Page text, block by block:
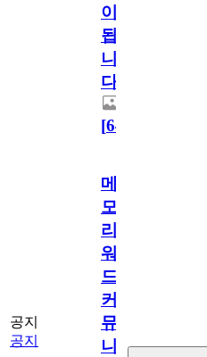
이
됩
니
다.
[64
공지
공지
메
모
리
워
드
커
뮤
니